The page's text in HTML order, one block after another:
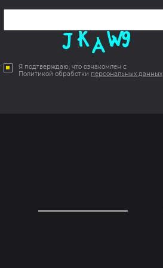
Я подтверждаю, что ознакомлен с
Политикой обработки персональных данных